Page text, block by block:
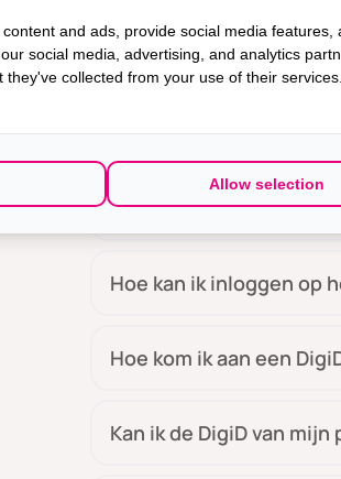
Is het mogelijk om
Wat zijn de
Hoe meld ik mij aan bij
Hoe kan ik inloggen op
Hoe kom ik aan een
Kan ik de DigiD van
and ads, provide social media
social media, advertising, and analytics
collected from your use of their services.
Allow selection